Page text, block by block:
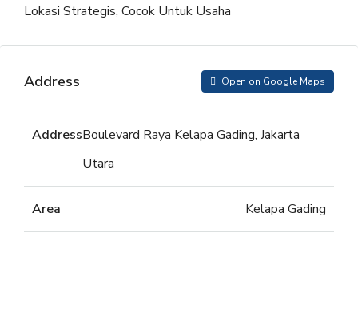
Lokasi Strategis, Cocok Untuk Usaha
Address Open on Google Maps
AddressBoulevard Raya Kelapa Gading, Jakarta
Utara
Area Kelapa Gading